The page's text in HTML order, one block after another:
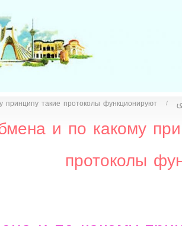
/
такие протоколы функционируют
и по какому
протоколы